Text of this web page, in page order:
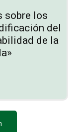
sobre los
del
de la